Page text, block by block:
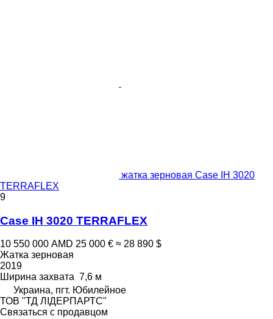
жатка зерновая Case IH 3020
TERRAFLEX
9
Case IH 3020 TERRAFLEX
10 550 000 AMD 25 000 € ≈ 28 890 $
Жатка зерновая
2019
Ширина захвата 7,6 м
Украина, пгт. Юбилейное
ТОВ "ТД ЛІДЕРПАРТС"
Связаться с продавцом